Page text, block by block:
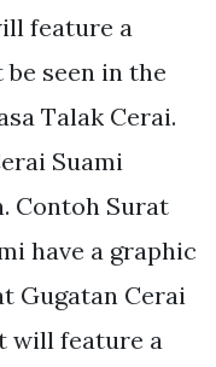
feature a
seen in the
Talak Cerai.
Suami
Contoh Surat
have a graphic
Gugatan Cerai
will feature a